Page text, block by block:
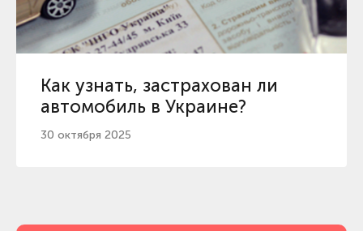
Как узнать, застрахован ли
автомобиль в Украине?
30 октября 2025